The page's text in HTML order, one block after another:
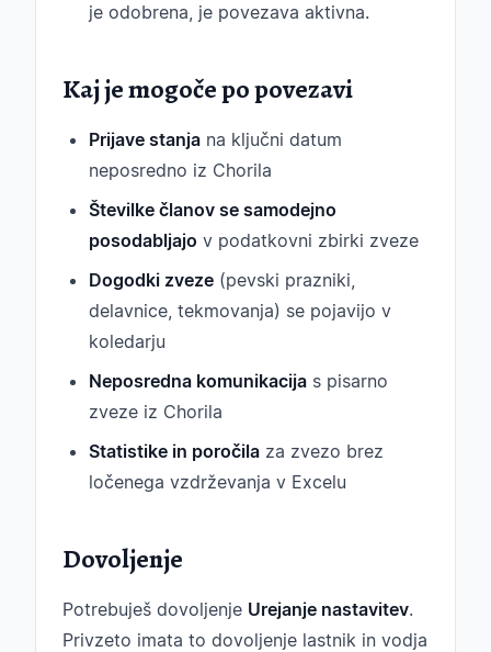
je odobrena, je povezava aktivna.
Kaj je mogoče po povezavi
Prijave stanja na ključni datum
neposredno iz Chorila
Številke članov se samodejno
posodabljajo v podatkovni zbirki zveze
Dogodki zveze (pevski prazniki,
delavnice, tekmovanja) se pojavijo v
koledarju
Neposredna komunikacija s pisarno
zveze iz Chorila
Statistike in poročila za zvezo brez
ločenega vzdrževanja v Excelu
Dovoljenje
Potrebuješ dovoljenje Urejanje nastavitev.
Privzeto imata to dovoljenje lastnik in vodja